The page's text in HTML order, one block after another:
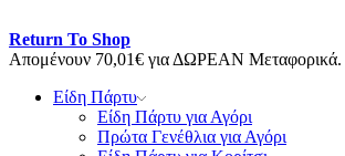
Return To Shop
Απομένουν 70,01€ για ΔΩΡΕΑΝ Μεταφορικά.
Είδη Πάρτυ
Είδη Πάρτυ για Αγόρι
Πρώτα Γενέθλια για Αγόρι